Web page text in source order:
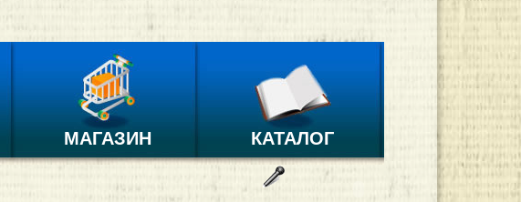
МАГАЗИН КАТАЛОГ